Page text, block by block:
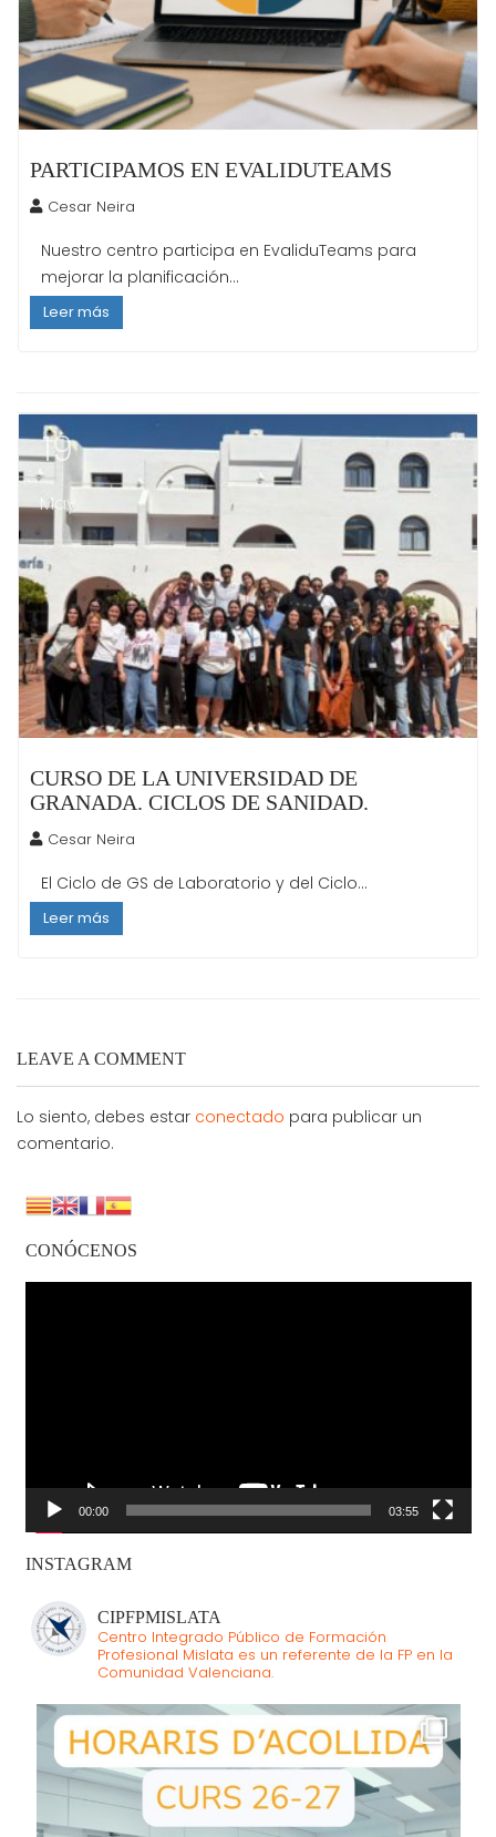
PARTICIPAMOS EN EVALIDUTEAMS
Cesar Neira
Nuestro centro participa en EvaliduTeams para
mejorar la planificación...
Leer más
19
May
CURSO DE LA UNIVERSIDAD DE
GRANADA. CICLOS DE SANIDAD.
Cesar Neira
El Ciclo de GS de Laboratorio y del Ciclo...
Leer más
LEAVE A COMMENT
Lo siento, debes estar conectado para publicar un
comentario.
CONÓCENOS
00:00 03:55
INSTAGRAM
CIPFPMISLATA
Centro Integrado Público de Formación
Profesional Mislata es un referente de la FP en la
Comunidad Valenciana.